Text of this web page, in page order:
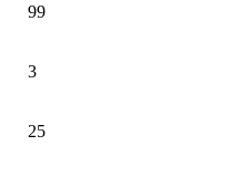
99
3
25